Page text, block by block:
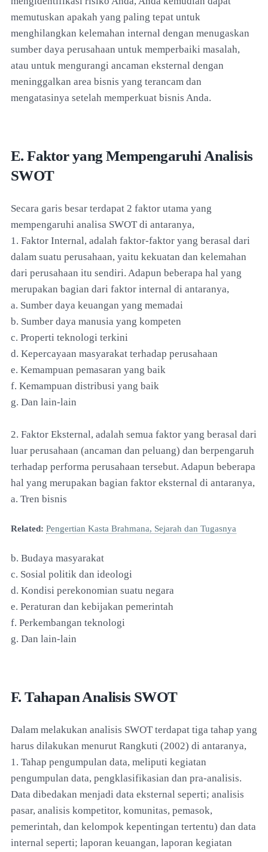
memutuskan apakah yang paling tepat untuk
menghilangkan kelemahan internal dengan menugaskan
sumber daya perusahaan untuk memperbaiki masalah,
atau untuk mengurangi ancaman eksternal dengan
meninggalkan area bisnis yang terancam dan
mengatasinya setelah memperkuat bisnis Anda.
E. Faktor yang Mempengaruhi Analisis
SWOT
Secara garis besar terdapat 2 faktor utama yang
mempengaruhi analisa SWOT di antaranya,
1. Faktor Internal, adalah faktor-faktor yang berasal dari
dalam suatu perusahaan, yaitu kekuatan dan kelemahan
dari perusahaan itu sendiri. Adapun beberapa hal yang
merupakan bagian dari faktor internal di antaranya,
a. Sumber daya keuangan yang memadai
b. Sumber daya manusia yang kompeten
c. Properti teknologi terkini
d. Kepercayaan masyarakat terhadap perusahaan
e. Kemampuan pemasaran yang baik
f. Kemampuan distribusi yang baik
g. Dan lain-lain
2. Faktor Eksternal, adalah semua faktor yang berasal dari
luar perusahaan (ancaman dan peluang) dan berpengaruh
terhadap performa perusahaan tersebut. Adapun beberapa
hal yang merupakan bagian faktor eksternal di antaranya,
a. Tren bisnis
Related: Pengertian Kasta Brahmana, Sejarah dan Tugasnya
b. Budaya masyarakat
c. Sosial politik dan ideologi
d. Kondisi perekonomian suatu negara
e. Peraturan dan kebijakan pemerintah
f. Perkembangan teknologi
g. Dan lain-lain
F. Tahapan Analisis SWOT
Dalam melakukan analisis SWOT terdapat tiga tahap yang
harus dilakukan menurut Rangkuti (2002) di antaranya,
1. Tahap pengumpulan data, meliputi kegiatan
pengumpulan data, pengklasifikasian dan pra-analisis.
Data dibedakan menjadi data eksternal seperti; analisis
pasar, analisis kompetitor, komunitas, pemasok,
pemerintah, dan kelompok kepentingan tertentu) dan data
internal seperti; laporan keuangan, laporan kegiatan